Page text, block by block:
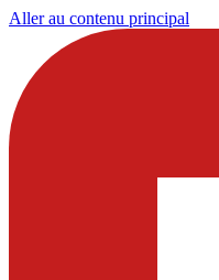
Aller au contenu principal